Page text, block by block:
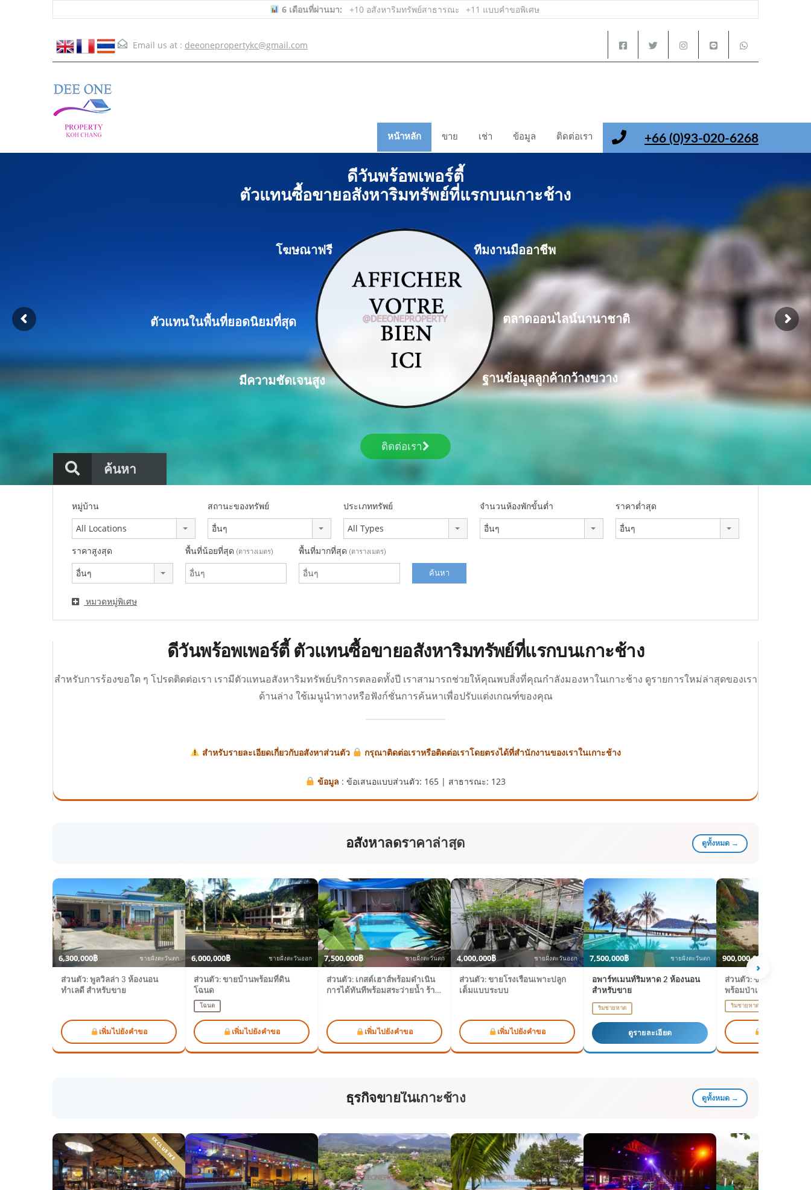
6 เดือนที่ผ่านมา: +10 อสังหาริมทรัพย์สาธารณะ +11 แบบคำขอพิเศษ
Email us at : deeonepropertykc@gmail.com
+66 (0)93-020-6268
หน้าหลัก ขาย เช่า ข้อมูล ติดต่อเรา
ดีวันพร้อพเพอร์ตี้
ติดต่อเรา
โฆษณาฟรี ทีมงานมืออาชีพ
ตัวแทนในพื้นที่ยอดนิยมที่สุด ตลาดออนไลน์นานาชาติ
มีความชัดเจนสูง ฐานข้อมูลลูกค้ากว้างขวาง
ตัวแทนซื้อขายอสังหาริมทรัพย์ที่แรกบนเกาะช้าง
ค้นหา
หมู่บ้าน
All Locations
สถานะของทรัพย์
อื่นๆ
ประเภททรัพย์
All Types
จำนวนห้องพักขั้นต่ำ
อื่นๆ
ราคาต่ำสุด
อื่นๆ
ราคาสูงสุด
อื่นๆ
พื้นที่น้อยที่สุด (ตารางเมตร) พื้นที่มากที่สุด (ตารางเมตร)
หมวดหมู่พิเศษ
ดีวันพร้อพเพอร์ตี้ ตัวแทนซื้อขายอสังหาริมทรัพย์ที่แรกบนเกาะช้าง
สำหรับการร้องขอใด ๆ โปรดติดต่อเรา เรามีตัวแทนอสังหาริมทรัพย์บริการตลอดทั้งปี เราสามารถช่วยให้คุณพบสิ่งที่คุณกำลังมองหาในเกาะช้าง ดูรายการใหม่ล่าสุดของเรา
ด้านล่าง ใช้เมนูนำทางหรือฟังก์ชั่นการค้นหาเพื่อปรับแต่งเกณฑ์ของคุณ
สำหรับรายละเอียดเกี่ยวกับอสังหาส่วนตัว กรุณาติดต่อเราหรือติดต่อเราโดยตรงได้ที่สำนักงานของเราในเกาะช้าง
ข้อมูล : ข้อเสนอแบบส่วนตัว: 165 | สาธารณะ: 123
อสังหาลดราคาล่าสุด ดูทั้งหมด →
6,300,000฿ ชายฝั่งตะวันตก
ส่วนตัว: พูลวิลล่า 3 ห้องนอน
ทำเลดี สำหรับขาย
เพิ่มไปยังคำขอ
6,000,000฿ ชายฝั่งตะวันออก
ส่วนตัว: ขายบ้านพร้อมที่ดิน
โฉนด
โฉนด
เพิ่มไปยังคำขอ
7,500,000฿ ชายฝั่งตะวันตก
ส่วนตัว: เกสต์เฮาส์พร้อมดำเนิน
การได้ทันทีพร้อมสระว่ายน้ำ ร้าน
เพิ่มไปยังคำขอ
4,000,000฿ ชายฝั่งตะวันออก
ส่วนตัว: ขายโรงเรือนเพาะปลูก
เต็มแบบระบบ
เพิ่มไปยังคำขอ
7,500,000฿ ชายฝั่งตะวันตก
อพาร์ทเมนท์ริมหาด 2 ห้องนอน
สำหรับขาย
ริมชายหาด
ดูรายละเอียด
900,000,000฿
ส่วนตัว: ขายที่ดินขนาด
พร้อมป่าเขตร้อนและชา
ทราย
ริมชายหาด
›
ธุรกิจขายในเกาะช้าง ดูทั้งหมด →